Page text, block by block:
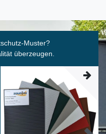
Muster?
überzeugen.